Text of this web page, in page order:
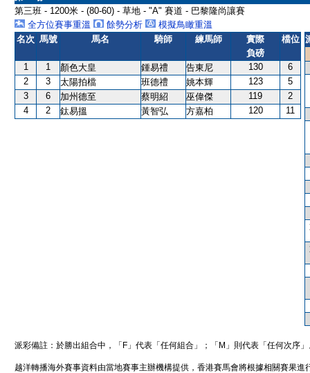
第三班 - 1200米 - (80-60) - 草地 - "A" 賽道 - 巴黎隆尚讓賽
全方位賽事重溫
餘勢分析
模擬鳥瞰重溫
名次 馬號 馬名 騎師 練馬師
實際
負磅
檔位
1 1 顏色大皇 鍾易禮 告東尼 130
6
2
3 太陽拍檔 班德禮 姚本輝 123
5
3
6 加州德至 蔡明紹 巫偉傑 119
2
4
2 鈦易搵 黃智弘 方嘉柏 120 11
派彩備註：於勝出組合中，「F」代表「任何組合」；「M」則代表「任何次序
越洋轉播海外賽事資料由當地賽事主辦機構提供，香港賽馬會將根據相關賽果進